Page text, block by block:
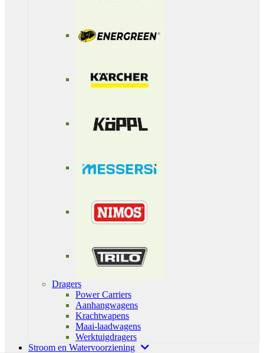
Dragers
Power Carriers
Aanhangwagens
Krachtwapens
Maai-laadwagens
Werktuigdragers
Stroom en Watervoorziening